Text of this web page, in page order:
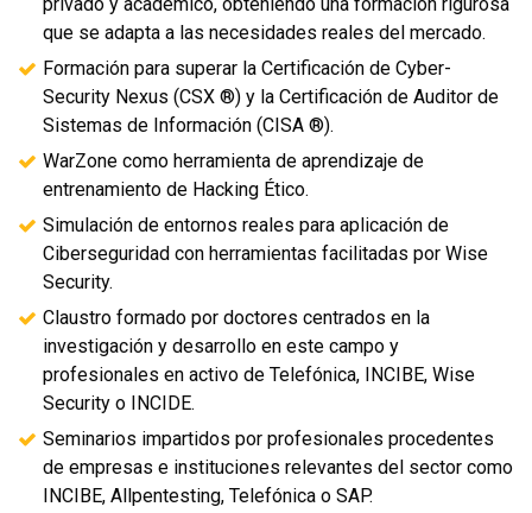
que se adapta a las necesidades reales del mercado.
Formación para superar la Certificación de Cyber-
Security Nexus (CSX ®) y la Certificación de Auditor de
Sistemas de Información (CISA ®).
WarZone como herramienta de aprendizaje de
entrenamiento de Hacking Ético.
Simulación de entornos reales para aplicación de
Ciberseguridad con herramientas facilitadas por Wise
Security.
Claustro formado por doctores centrados en la
investigación y desarrollo en este campo y
profesionales en activo de Telefónica, INCIBE, Wise
Security o INCIDE.
Seminarios impartidos por profesionales procedentes
de empresas e instituciones relevantes del sector como
INCIBE, Allpentesting, Telefónica o SAP.